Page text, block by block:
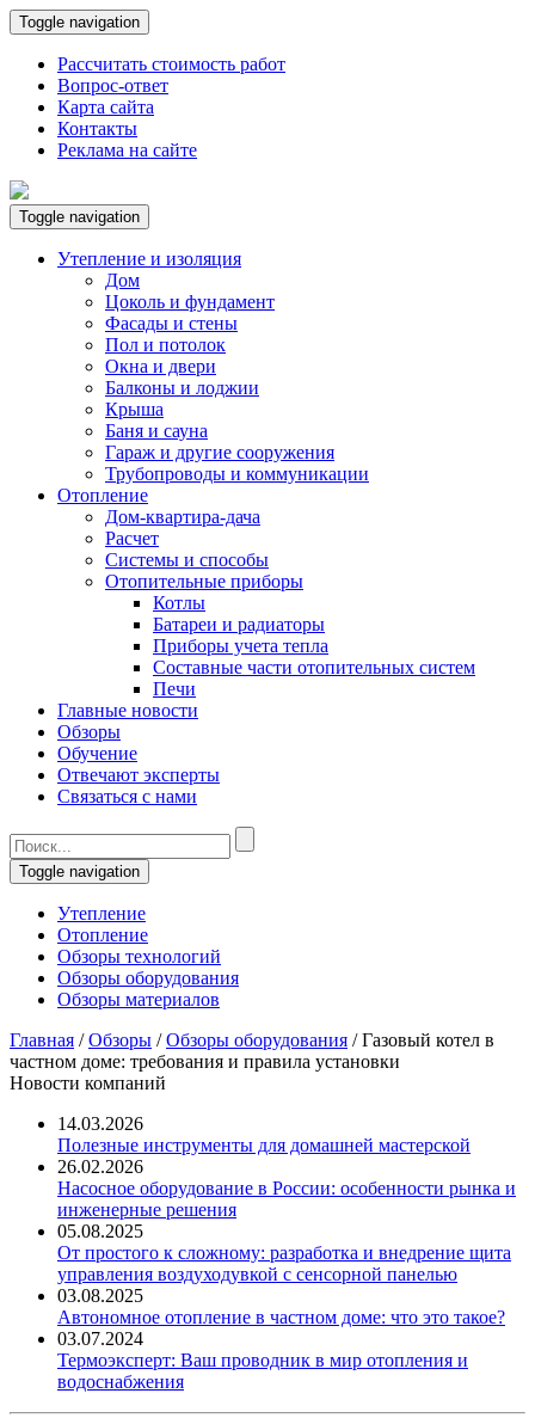
Toggle navigation
Рассчитать стоимость работ
Вопрос-ответ
Карта сайта
Контакты
Реклама на сайте
Toggle navigation
Утепление и изоляция
Дом
Цоколь и фундамент
Фасады и стены
Пол и потолок
Окна и двери
Балконы и лоджии
Крыша
Баня и сауна
Гараж и другие сооружения
Трубопроводы и коммуникации
Отопление
Дом-квартира-дача
Расчет
Системы и способы
Отопительные приборы
Котлы
Батареи и радиаторы
Приборы учета тепла
Составные части отопительных систем
Печи
Главные новости
Обзоры
Обучение
Отвечают эксперты
Связаться с нами
Toggle navigation
Утепление
Отопление
Обзоры технологий
Обзоры оборудования
Обзоры материалов
Главная /Обзоры /Обзоры оборудования /Газовый котел в
частном доме: требования и правила установки
Новости компаний
14.03.2026
Полезные инструменты для домашней мастерской
26.02.2026
Насосное оборудование в России: особенности рынка и
инженерные решения
05.08.2025
От простого к сложному: разработка и внедрение щита
управления воздуходувкой с сенсорной панелью
03.08.2025
Автономное отопление в частном доме: что это такое?
03.07.2024
Термоэксперт: Ваш проводник в мир отопления и
водоснабжения